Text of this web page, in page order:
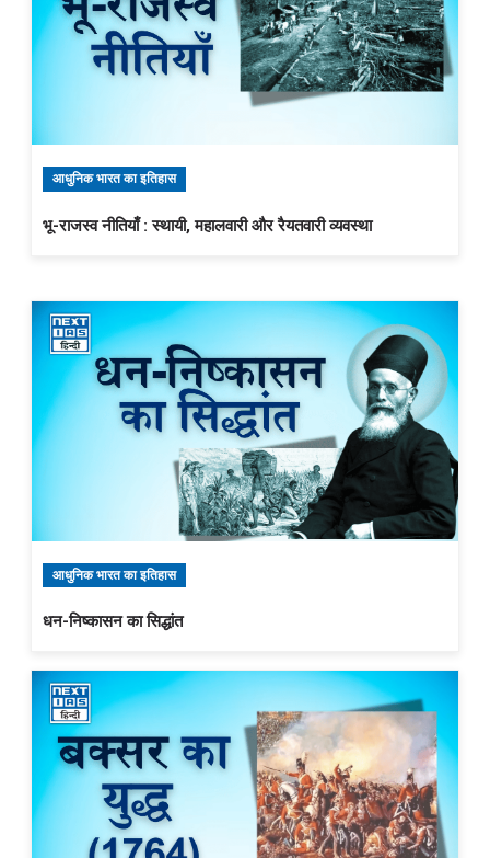
आधुनिक भारत का इतिहास
भू-राजस्व नीतियाँ : स्थायी, महालवारी और रैयतवारी व्यवस्था
आधुनिक भारत का इतिहास
धन-निष्कासन का सिद्धांत